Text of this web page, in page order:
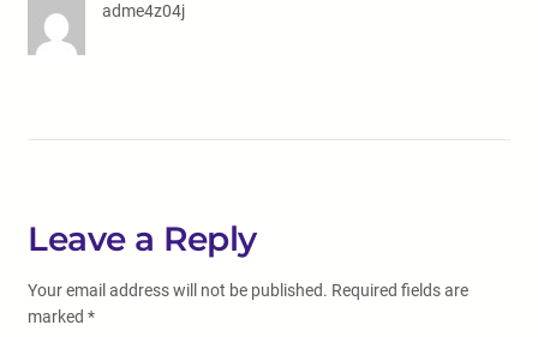
adme4z04j
Leave a Reply
Your email address will not be published. Required fields are
marked *